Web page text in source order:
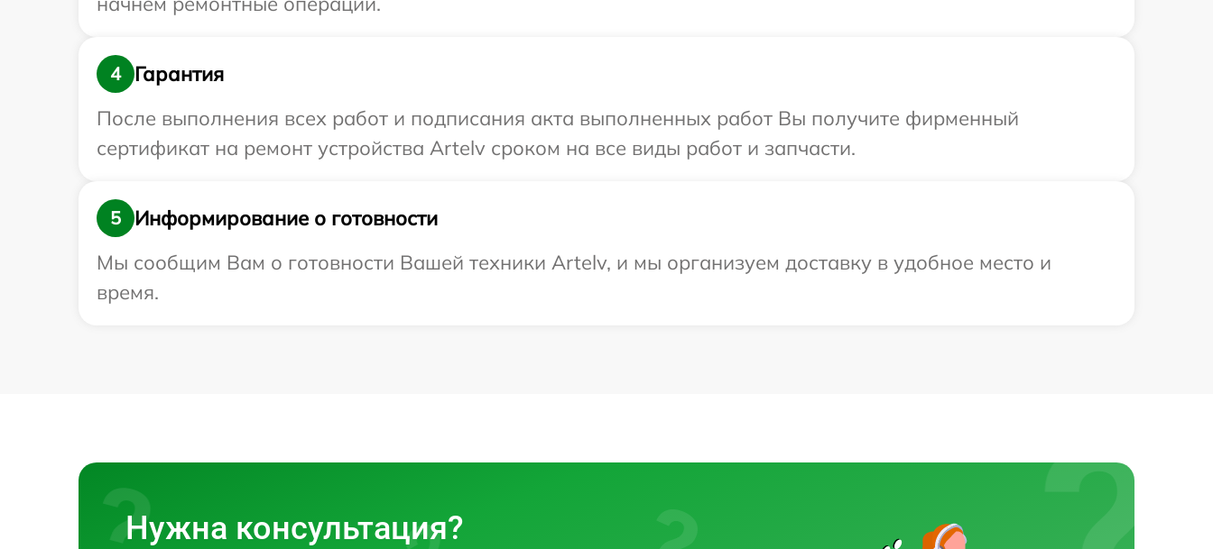
4
Гарантия
После выполнения всех работ и подписания акта выполненных работ Вы получите фирменный
сертификат на ремонт устройства Artelv сроком на все виды работ и запчасти.
5
Информирование о готовности
Мы сообщим Вам о готовности Вашей техники Artelv, и мы организуем доставку в удобное место и
время.
Нужна консультация?